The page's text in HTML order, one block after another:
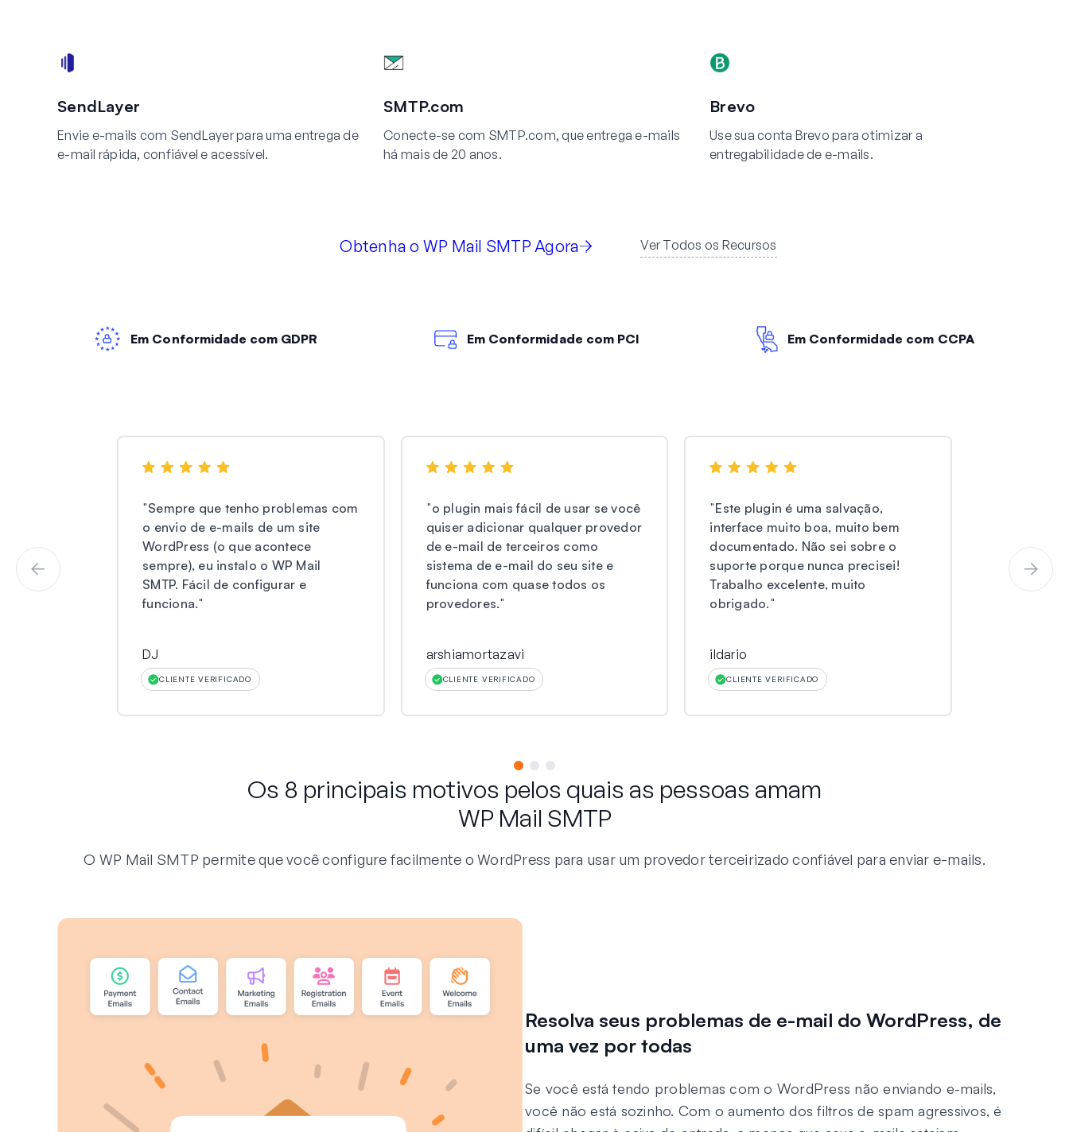
SendLayer
Envie e-mails com SendLayer para uma entrega de
e-mail rápida, confiável e acessível.
SMTP.com
Conecte-se com SMTP.com, que entrega e-mails
há mais de 20 anos.
Brevo
Use sua conta Brevo para otimizar a
entregabilidade de e-mails.
Obtenha o WP Mail SMTP Agora Ver Todos os Recursos
Em Conformidade com GDPR Em Conformidade com PCI Em Conformidade com CCPA
"Sempre que tenho problemas com
o envio de e-mails de um site
WordPress (o que acontece
sempre), eu instalo o WP Mail
SMTP. Fácil de configurar e
funciona."
DJ
CLIENTE VERIFICADO
"o plugin mais fácil de usar se você
quiser adicionar qualquer provedor
de e-mail de terceiros como
sistema de e-mail do seu site e
funciona com quase todos os
provedores."
arshiamortazavi
CLIENTE VERIFICADO
"Este plugin é uma salvação,
interface muito boa, muito bem
documentado. Não sei sobre o
suporte porque nunca precisei!
Trabalho excelente, muito
obrigado."
ildario
CLIENTE VERIFICADO
perdido
meus
Os 8 principais motivos pelos quais as pessoas amam
WP Mail SMTP
O WP Mail SMTP permite que você configure facilmente o WordPress para usar um provedor terceirizado confiável para enviar e-mails.
Resolva seus problemas de e-mail do WordPress, de
uma vez por todas
Se você está tendo problemas com o WordPress não enviando e-mails,
você não está sozinho. Com o aumento dos filtros de spam agressivos, é